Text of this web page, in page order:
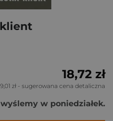
18,72 zł
zł - sugerowana cena detaliczna
w poniedziałek.